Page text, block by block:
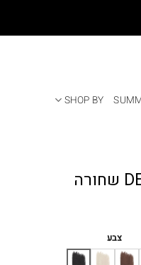
SHOP BY
צבע